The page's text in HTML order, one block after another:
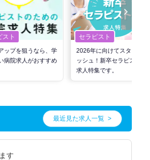
スト
ップを狙うなら、学
病院求人がおすすめ
セラピスト
2026年に向けてスタートダ
ッシュ！新卒セラピスト向け
求人特集です。
最近見た求人一覧
す